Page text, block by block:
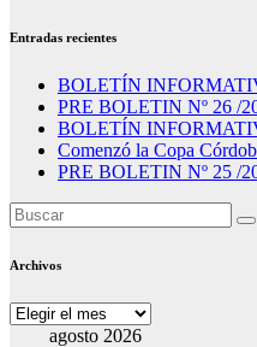
Entradas recientes
BOLETÍN
PRE BOLETIN Nº 26 /
BOLETÍN
Comenzó la Copa
PRE BOLETIN Nº 25 /
Archivos
Archivos
agosto 2026